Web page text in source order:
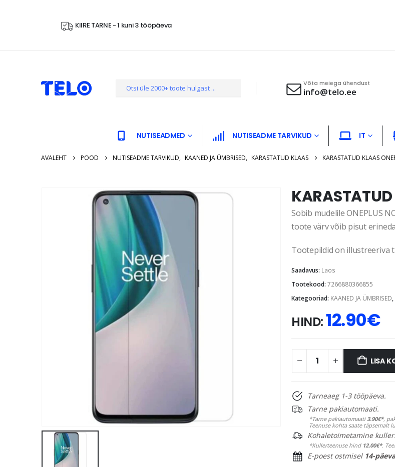
KIIRE TARNE - 1 kuni 3 tööpäeva
Võta meiega ühendust
info@telo.ee
NUTISEADMED NUTISEADME TARVIKUD IT
AVALEHT POOD NUTISEADME TARVIKUD, KAANED JA ÜMBRISED, KARASTATUD KLAAS KARASTATUD KLAAS
Sobib mudelile ONEPLUS
toote värv võib pisut
Tootepildid on illustreeriva
Saadavus: Laos
Tootekood: 7266880366855
Kategooriad: KAANED JA ÜMBRISED,
HIND:12.90€
LISA
Tarneaeg 1-3 tööpäeva.
Tarne pakiautomaati.
*Tarne pakiautomaati3.90€*,
Teenuse kohta saate täpsemalt
Kohaletoimetamine
*Kullerteenuse hind 12.00€*.
E-poest ostmisel 14-